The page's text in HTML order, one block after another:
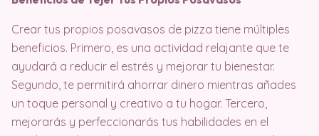
Crear tus propios posavasos de pizza tiene múltiples
beneficios. Primero, es una actividad relajante que te
ayudará a reducir el estrés y mejorar tu bienestar.
Segundo, te permitirá ahorrar dinero mientras añades
un toque personal y creativo a tu hogar. Tercero,
mejorarás y perfeccionarás tus habilidades en el